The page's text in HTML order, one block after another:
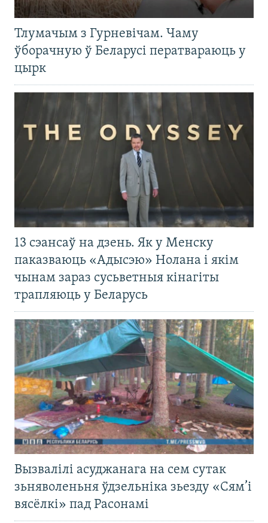
Тлумачым з Гурневічам. Чаму
ўборачную ў Беларусі ператвараюць у
цырк
13 сэансаў на дзень. Як у Менску
паказваюць «Адысэю» Нолана і якім
чынам зараз сусьветныя кінагіты
трапляюць у Беларусь
Вызвалілі асуджанага на сем сутак
зьняволеньня ўдзельніка зьезду «Сям’і
вясёлкі» пад Расонамі